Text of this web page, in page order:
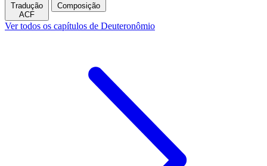
Tradução
ACF
Composição
Ver todos os capítulos de Deuteronômio